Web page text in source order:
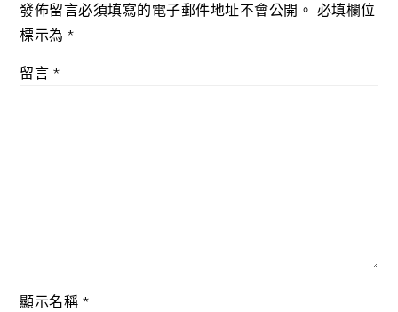
發佈留言必須填寫的電子郵件地址不會公開。 必填欄位
標示為*
留言 *
顯示名稱 *